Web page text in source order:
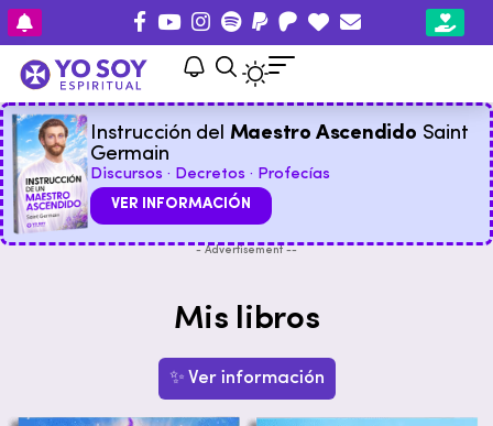
Instrucción del Maestro Ascendido Saint
Germain
Discursos · Decretos · Profecías
VER INFORMACIÓN
- Advertisement --
Mis libros
✨ Ver información